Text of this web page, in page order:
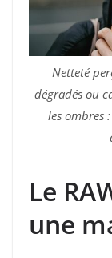
Netteté
dégradés ou
les ombres
Le
une